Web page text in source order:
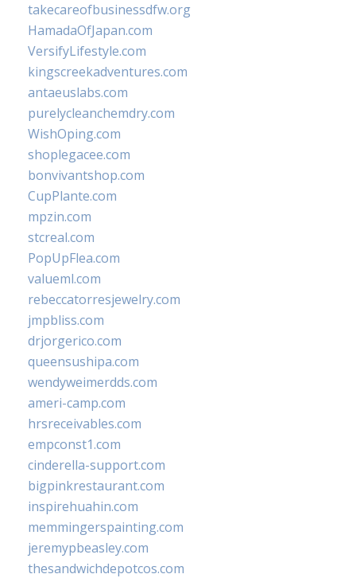
takecareofbusinessdfw.org
HamadaOfJapan.com
VersifyLifestyle.com
kingscreekadventures.com
antaeuslabs.com
purelycleanchemdry.com
WishOping.com
shoplegacee.com
bonvivantshop.com
CupPlante.com
mpzin.com
stcreal.com
PopUpFlea.com
valueml.com
rebeccatorresjewelry.com
jmpbliss.com
drjorgerico.com
queensushipa.com
wendyweimerdds.com
ameri-camp.com
hrsreceivables.com
empconst1.com
cinderella-support.com
bigpinkrestaurant.com
inspirehuahin.com
memmingerspainting.com
jeremypbeasley.com
thesandwichdepotcos.com